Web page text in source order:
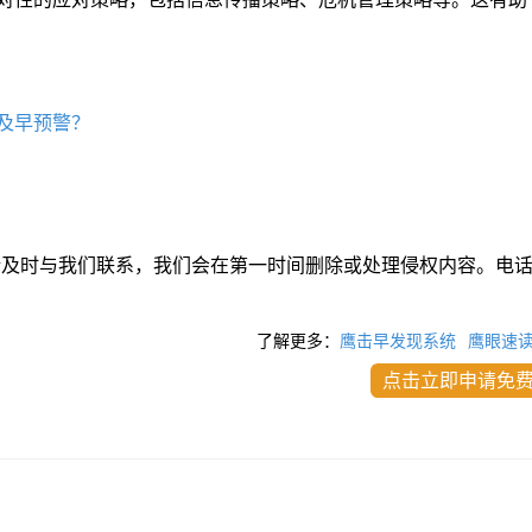
早预警？
时与我们联系，我们会在第一时间删除或处理侵权内容。电话
了解更多： 鹰击早发现系统 鹰眼速
点击立即申请免